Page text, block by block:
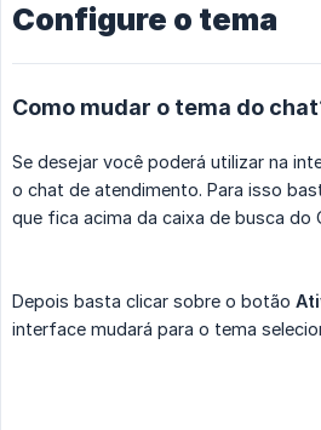
Configure o tema
Como mudar o tema do
Se desejar você poderá utilizar na
o chat de atendimento. Para isso
que fica acima da caixa de busca do
Depois basta clicar sobre o botão
interface mudará para o tema